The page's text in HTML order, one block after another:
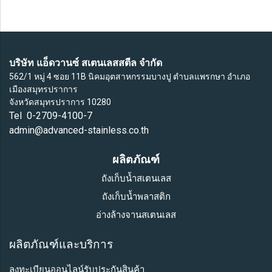
บริษัท แอ็ดวานซ์ สเตนเลสสตีล จำกัด
562/1 หมู่ 4 ซอย 11B นิคมอุตสาหกรรมบางปู ตำบลแพรกษา อำเภอ
เมืองสมุทรปราการ
จังหวัดสมุทรปราการ 10280
Tel 0-2709-4100-7
admin@advanced-stainless.co.th
ผลิตภัณฑ์
ถังเก็บน้ำสเตนเลส
ถังเก็บน้ำพลาสติก
อ่างล้างจานสเตนเลส
ผลิตภัณฑ์และบริการ
ลงทะเบียนออนไลน์รับประกันสินค้า